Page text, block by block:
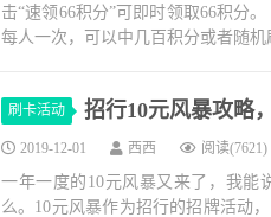
击“速领66积分”可即时领取66积分
每人一次，可以中几百积分或者随机
刷卡活动 招行10元风暴攻略
2019-12-01 西西 阅读(7621)
一年一度的10元风暴又来了，我能
么。10元风暴作为招行的招牌活动